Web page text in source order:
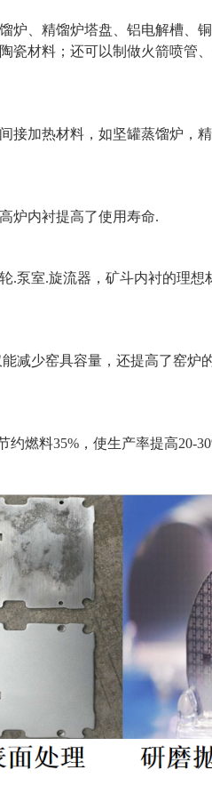
炉、精馏炉塔盘、铝电解槽、
瓷材料；还可以制做火箭喷管
接加热材料，如坚罐蒸馏炉，
炉内衬提高了使用寿命.
.泵室.旋流器，矿斗内衬的理想
减少窑具容量，还提高了窑炉
燃料35%，使生产率提高20-